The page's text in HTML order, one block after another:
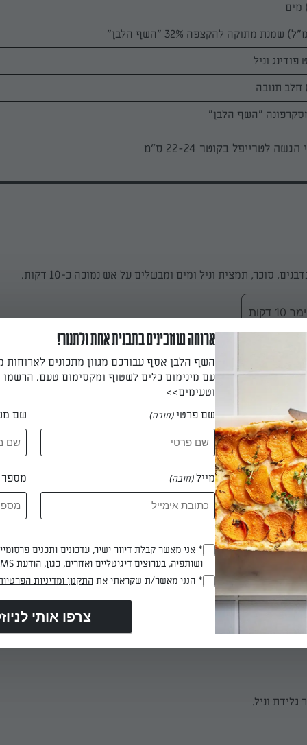
הגשה לטרייפל בקוטר 22-24 ס"מ
סוכר, תמצית וניל ומים ומבשלים על אש נמוכה כ-10 דקות.
דקות
ושומרים את נוזל הדובדבנים.
את גבינת המסקרפונה עם השמנת המתוקה, החלב והפודינג.
לפרוסות בעובי ס"מ וטובלים בנוזל הדובדבנים.
עוגה ומעליה שכבת קרם, מעל מפזרים דובדבנים וחוזרים על
ושומרים בקירור עד להגשה.
וניל.
ארוחה שמכינים בתבנית אחת ולתנור!
השף הלבן אסף עבורכם מגוון מתכונים
עם מינימום כלים לשטוף ומקסימום טעם. הרשמו
וטעימים>>
שם פרטי(חובה) שם
מייל(חובה) מספר
(חובה)
* אני מאשר קבלת דיוור ישיר, עדכונים ותכנים
ושותפיה, בערוצים דיגיטליים ואחרים, כגון, הודעת SMS וואטסאפ, מייל
(חובה)
* הנני מאשר/ת שקראתי את התקנון ומדיניות